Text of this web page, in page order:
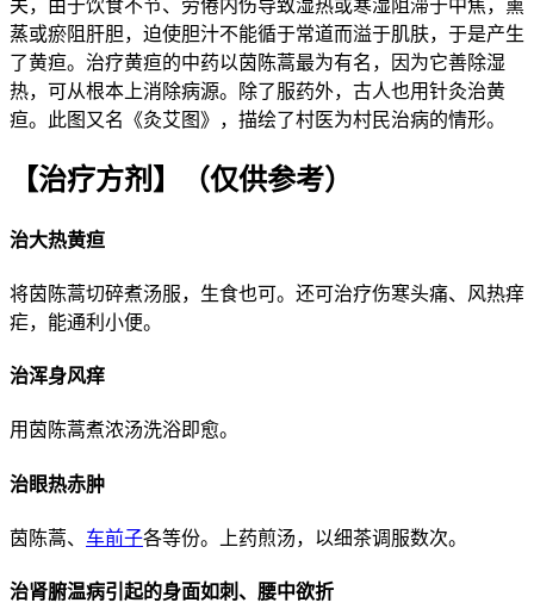
关，由于饮食不节、劳倦内伤导致湿热或寒湿阻滞于中焦，熏
蒸或瘀阻肝胆，迫使胆汁不能循于常道而溢于肌肤，于是产生
了黄疸。治疗黄疸的中药以茵陈蒿最为有名，因为它善除湿
热，可从根本上消除病源。除了服药外，古人也用针灸治黄
疸。此图又名《灸艾图》，描绘了村医为村民治病的情形。
【治疗方剂】 （仅供参考）
治大热黄疸
将茵陈蒿切碎煮汤服，生食也可。还可治疗伤寒头痛、风热痒
疟，能通利小便。
治浑身风痒
用茵陈蒿煮浓汤洗浴即愈。
治眼热赤肿
茵陈蒿、 车前子各等份。上药煎汤，以细茶调服数次。
治肾腑温病引起的身面如刺、腰中欲折